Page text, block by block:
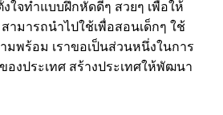
ใจทำแบบฝึกหัดดีๆ สวยๆ เพื่อให้
ารถนำไปใช้เพื่อสอนเด็กๆ ใช้
มพร้อม เราขอเป็นส่วนหนึ่งในการ
งประเทศ สร้างประเทศให้พัฒนา